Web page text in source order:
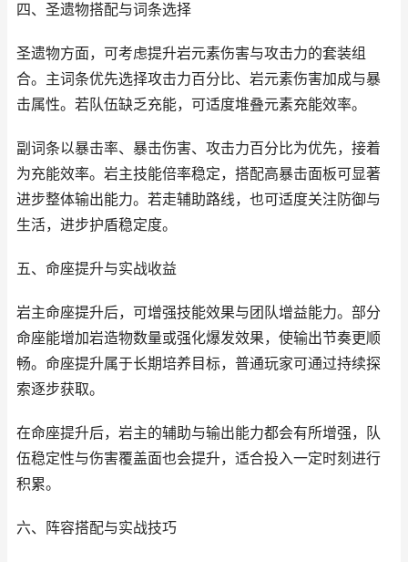
四、圣遗物搭配与词条选择
圣遗物方面，可考虑提升岩元素伤害与攻击力的套装组
合。主词条优先选择攻击力百分比、岩元素伤害加成与暴
击属性。若队伍缺乏充能，可适度堆叠元素充能效率。
副词条以暴击率、暴击伤害、攻击力百分比为优先，接着
为充能效率。岩主技能倍率稳定，搭配高暴击面板可显著
进步整体输出能力。若走辅助路线，也可适度关注防御与
生活，进步护盾稳定度。
五、命座提升与实战收益
岩主命座提升后，可增强技能效果与团队增益能力。部分
命座能增加岩造物数量或强化爆发效果，使输出节奏更顺
畅。命座提升属于长期培养目标，普通玩家可通过持续探
索逐步获取。
在命座提升后，岩主的辅助与输出能力都会有所增强，队
伍稳定性与伤害覆盖面也会提升，适合投入一定时刻进行
积累。
六、阵容搭配与实战技巧